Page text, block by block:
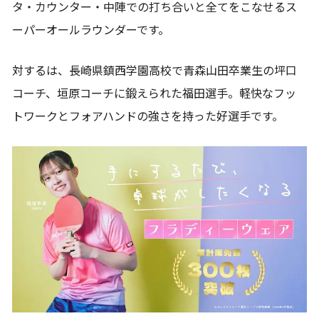
タ・カウンター・中陣での打ち合いと全てをこなせるス
ーパーオールラウンダーです。
対するは、長崎県鎮西学園高校で青森山田卒業生の坪口
コーチ、垣原コーチに鍛えられた福田選手。軽快なフッ
トワークとフォアハンドの強さを持った好選手です。